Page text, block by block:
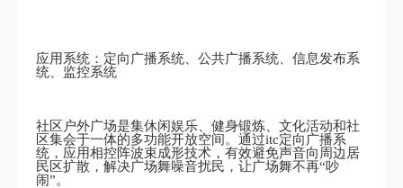
应用系统：定向广播系统、公共广播系统、信息发布系
统、监控系统
社区户外广场是集休闲娱乐、健身锻炼、文化活动和社
区集会于一体的多功能开放空间。通过itc定向广播系
统，应用相控阵波束成形技术，有效避免声音向周边居
民区扩散，解决广场舞噪音扰民，让广场舞不再“吵
闹”。